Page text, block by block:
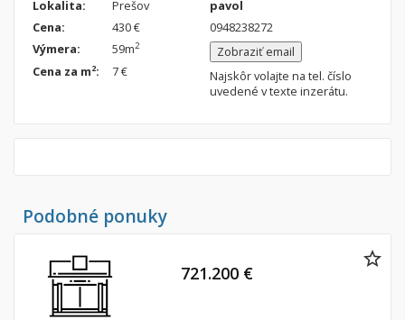
Nebytové priestory
Skladové, výrobné
Filtre
Ponuka RK
Len s fotkou
Uložiť vyhľadávanie
Lokalita:
Prešov
Cena:
430 €
Výmera:
59m2
Cena za m2: 7 €
pavol
0948238272
Zobraziť email
Najskôr volajte na tel. číslo
uvedené v texte inzerátu.
Podobné ponuky
721.200 €